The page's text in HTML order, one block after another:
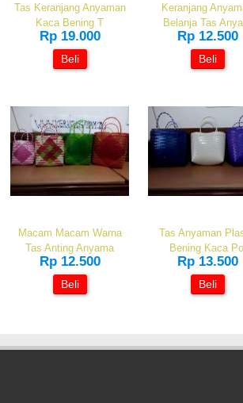
Tas Keranjang Anyaman
Kaca Bening T
Rp 19.000
Beli
Keranjang
Belanja Tas
Rp 12.500
Beli
Macam Macam Warna
Tas Anting Anyama
Rp 12.500
Beli
Tas Anyaman
Bening Kaca
Rp 13.500
Beli